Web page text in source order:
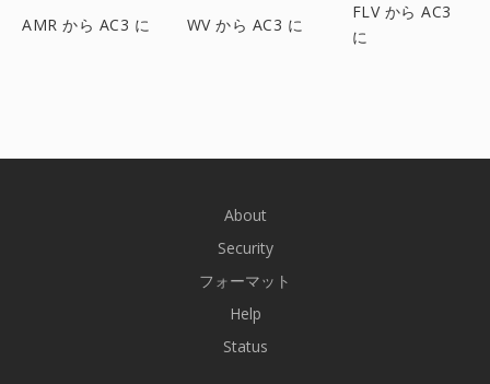
AMR から AC3 に WV から AC3 に
FLV から AC3
に
About
Security
フォーマット
Help
Status